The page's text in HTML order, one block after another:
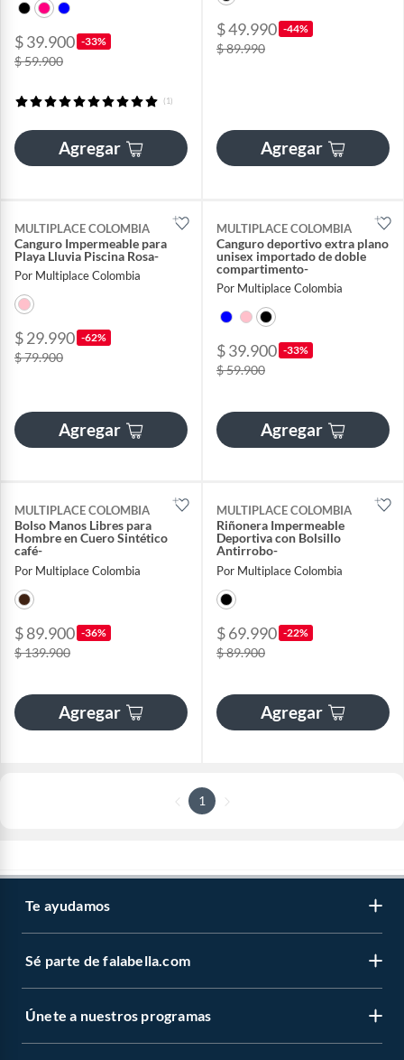
$ 39.900 -33%
$ 59.900
(1)
Agregar
$ 49.990 -44%
$ 89.990
Agregar
MULTIPLACE COLOMBIA
Canguro Impermeable para
Playa Lluvia Piscina Rosa-
Por Multiplace Colombia
$ 29.990 -62%
$ 79.900
Agregar
MULTIPLACE COLOMBIA
Canguro deportivo extra plano
unisex importado de doble
compartimento-
Por Multiplace Colombia
$ 39.900 -33%
$ 59.900
Agregar
MULTIPLACE COLOMBIA
Bolso Manos Libres para
Hombre en Cuero Sintético
café-
Por Multiplace Colombia
$ 89.900 -36%
$ 139.900
Agregar
MULTIPLACE COLOMBIA
Riñonera Impermeable
Deportiva con Bolsillo
Antirrobo-
Por Multiplace Colombia
$ 69.990 -22%
$ 89.900
Agregar
1
Te ayudamos
Sé parte de falabella.com
Únete a nuestros programas